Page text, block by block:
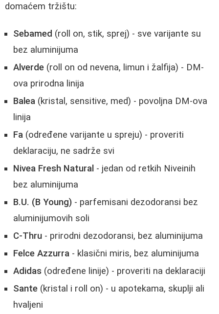
domaćem tržištu:
Sebamed (roll on, stik, sprej) - sve varijante su
bez aluminijuma
Alverde (roll on od nevena, limun i žalfija) - DM-
ova prirodna linija
Balea (kristal, sensitive, med) - povoljna DM-ova
linija
Fa (određene varijante u spreju) - proveriti
deklaraciju, ne sadrže svi
Nivea Fresh Natural - jedan od retkih Niveinih
bez aluminijuma
B.U. (B Young) - parfemisani dezodoransi bez
aluminijumovih soli
C-Thru - prirodni dezodoransi, bez aluminijuma
Felce Azzurra - klasični miris, bez aluminijuma
Adidas (određene linije) - proveriti na deklaraciji
Sante (kristal i roll on) - u apotekama, skuplji ali
hvaljeni